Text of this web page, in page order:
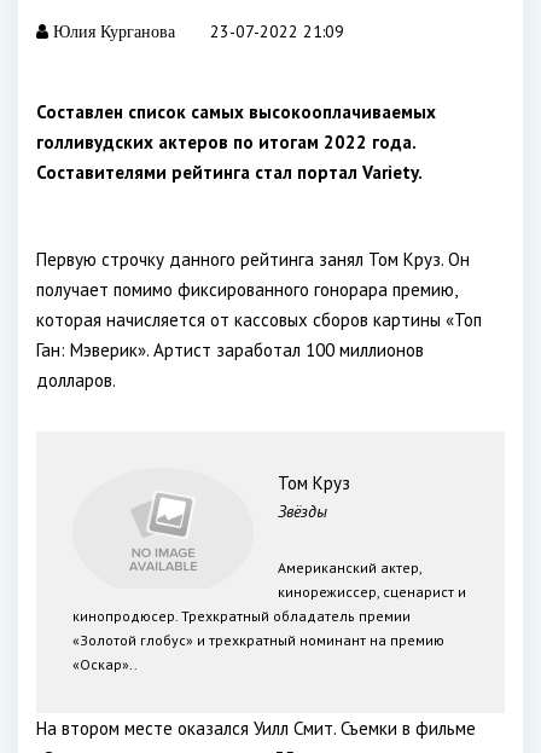
Юлия Курганова 23-07-2022 21:09
Составлен список самых высокооплачиваемых
голливудских актеров по итогам 2022 года.
Составителями рейтинга стал портал Variety.
Первую строчку данного рейтинга занял Том Круз. Он
получает помимо фиксированного гонорара премию,
которая начисляется от кассовых сборов картины «Топ
Ган: Мэверик». Артист заработал 100 миллионов
долларов.
Том Круз
Звёзды
Американский актер,
кинорежиссер, сценарист и
кинопродюсер. Трехкратный обладатель премии
«Золотой глобус» и трехкратный номинант на премию
«Оскар»..
На втором месте оказался Уилл Смит. Съемки в фильме